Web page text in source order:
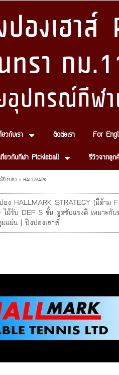
ปองเฮาส์
ทรา กม
อุปกรณ์กีฬ
ยวกับเรา ติดต่อเรา For
กี่ยวกับกีฬา Pickleball รีวิวจากลูก
ปิงปอง > HALLMARK
อง HALLMARK STRATEGY (มีด้าม
ไม้รับ DEF 5 ชั้น ดูดซับแรงดี เหมาะกับ
มแม่น | ปิงปองเฮาส์